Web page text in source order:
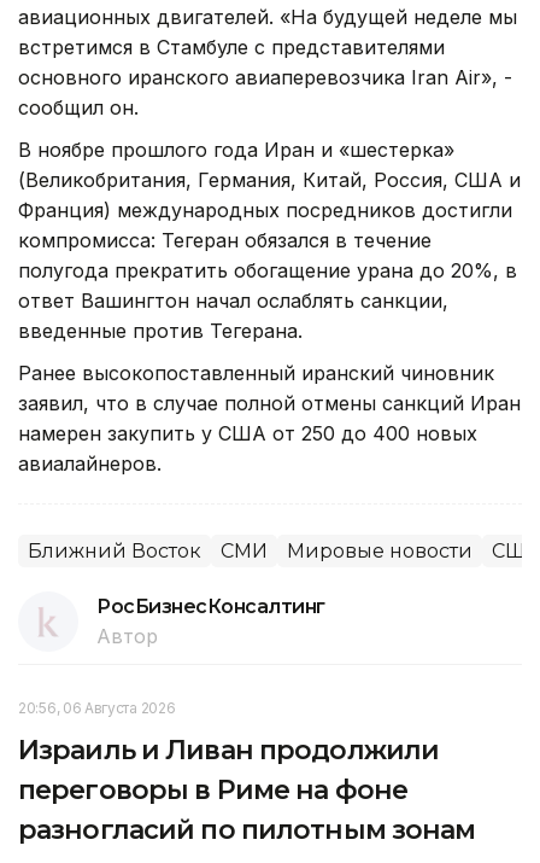
авиационных двигателей. «На будущей неделе мы
встретимся в Стамбуле с представителями
основного иранского авиаперевозчика Iran Air», -
сообщил он.
В ноябре прошлого года Иран и «шестерка»
(Великобритания, Германия, Китай, Россия, США и
Франция) международных посредников достигли
компромисса: Тегеран обязался в течение
полугода прекратить обогащение урана до 20%, в
ответ Вашингтон начал ослаблять санкции,
введенные против Тегерана.
Ранее высокопоставленный иранский чиновник
заявил, что в случае полной отмены санкций Иран
намерен закупить у США от 250 до 400 новых
авиалайнеров.
Ближний Восток СМИ Мировые новости США
РосБизнесКонсалтинг
Автор
20:56, 06 Августа 2026
Израиль и Ливан продолжили
переговоры в Риме на фоне
разногласий по пилотным зонам